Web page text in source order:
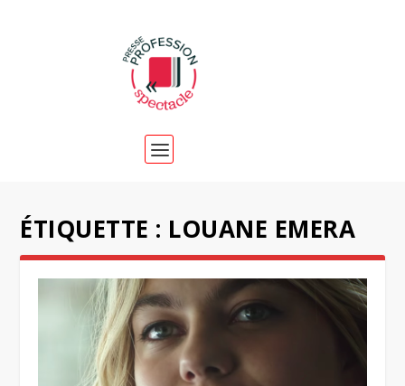
ÉTIQUETTE : LOUANE EMERA